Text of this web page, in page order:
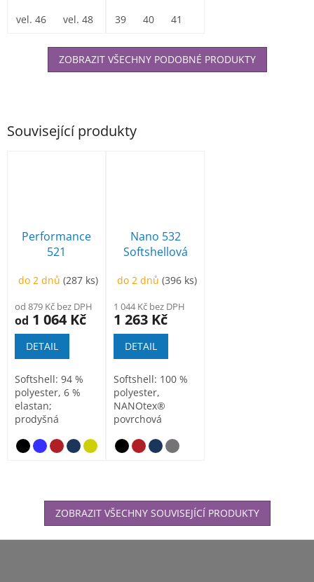
Související produkty
Performance
521
bunda dámská
do 2 dnů(287 ks)
od 879 Kč bez DPH
od 1 064 Kč
DETAIL
Softshell: 94 %
polyester, 6 %
elastan;
prodyšná
Micro fleece, 100
tmavě šedý melír
Nano 532
Softshellová
do 2 dnů(396 ks)
1 044 Kč bez DPH
1 263 Kč
DETAIL
Softshell: 100 %
polyester,
NANOtex®
povrchová
membrána;
ZOBRAZIT VŠECHNY SOUVISEJÍCÍ PRODUKTY
Cordura.
vel. 46 vel. 48 vel. 50 vel. 52
39 40 41
ZOBRAZIT VŠECHNY PODOBNÉ PRODUKTY
Z